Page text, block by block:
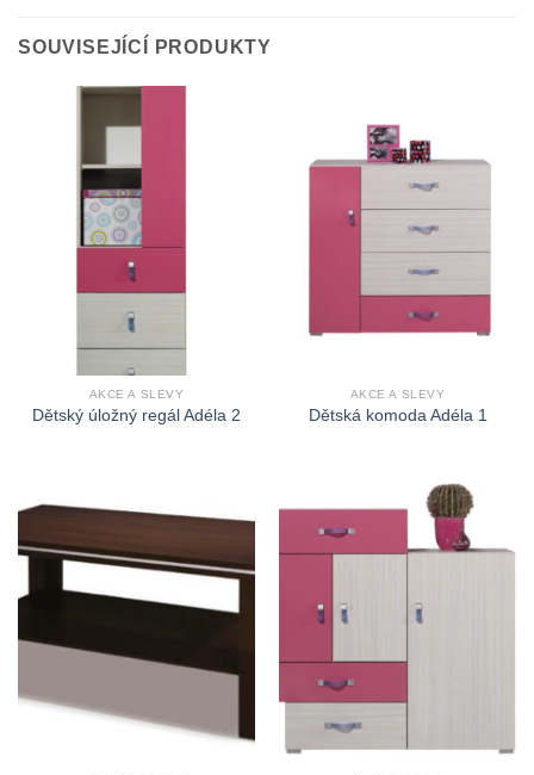
SOUVISEJÍCÍ PRODUKTY
AKCE A SLEVY
Dětský úložný regál Adéla 2
AKCE A SLEVY
Dětská komoda Adéla 1